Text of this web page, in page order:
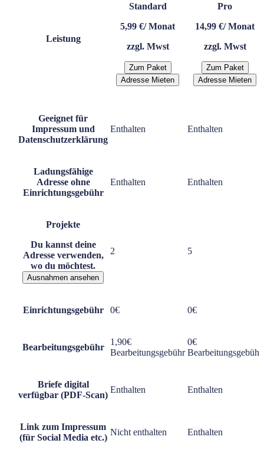
Leistung
Standard
5,99 €/ Monat
zzgl. Mwst
Zum Paket
Adresse Mieten
Pro
14,99 €/ Monat
zzgl. Mwst
Zum Paket
Adresse Mieten
Geeignet für
Impressum und
Datenschutzerklärung
Enthalten Enthalten
Ladungsfähige
Adresse ohne
Einrichtungsgebühr
Enthalten Enthalten
Projekte
Du kannst deine
Adresse verwenden,
wo du möchtest.
Ausnahmen ansehen
2 5
Einrichtungsgebühr 0€ 0€
Bearbeitungsgebühr
1,90€
Bearbeitungsgebühr
0€
Bearbeitungsgebühr
Briefe digital
verfügbar (PDF-Scan)
Enthalten Enthalten
Link zum Impressum
(für Social Media etc.)
Nicht enthalten Enthalten